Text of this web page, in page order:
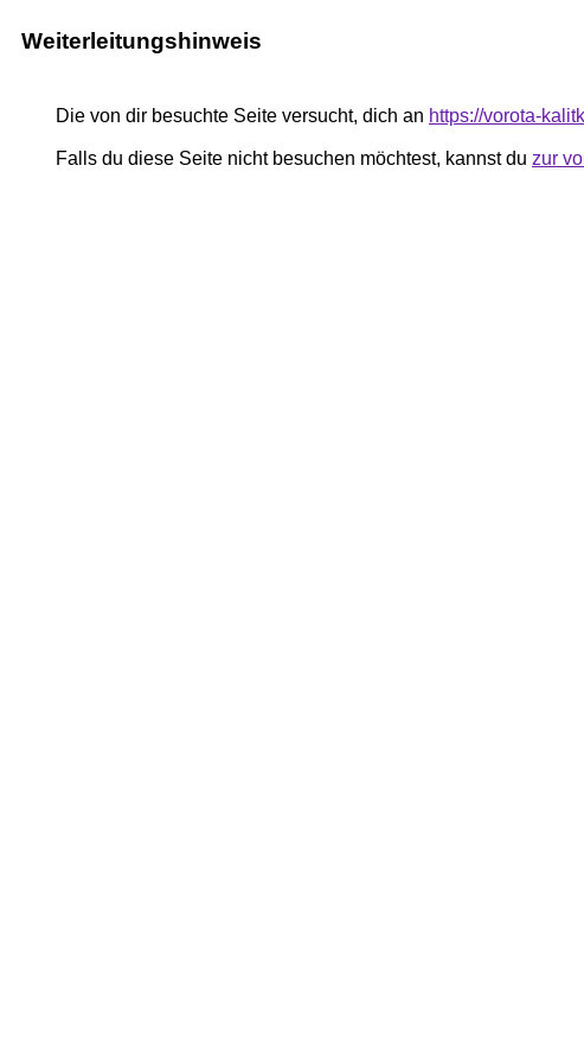
Weiterleitungshinweis
Die von dir besuchte Seite versucht, dich an https://vorota-
Falls du diese Seite nicht besuchen möchtest, kannst du zur